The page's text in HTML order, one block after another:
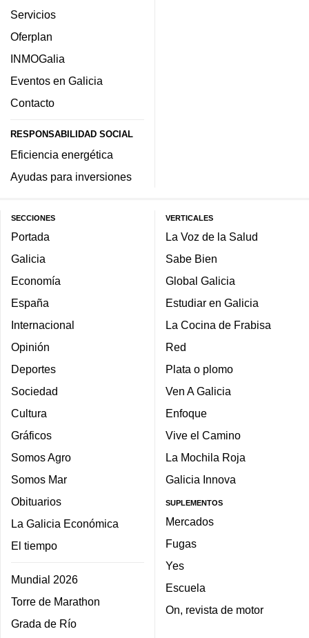
Servicios
Oferplan
INMOGalia
Eventos en Galicia
Contacto
RESPONSABILIDAD SOCIAL
Eficiencia energética
Ayudas para inversiones
SECCIONES
Portada
Galicia
Economía
España
Internacional
Opinión
Deportes
Sociedad
Cultura
Gráficos
Somos Agro
Somos Mar
Obituarios
La Galicia Económica
El tiempo
Mundial 2026
Torre de Marathon
Grada de Río
VERTICALES
La Voz de la Salud
Sabe Bien
Global Galicia
Estudiar en Galicia
La Cocina de Frabisa
Red
Plata o plomo
Ven A Galicia
Enfoque
Vive el Camino
La Mochila Roja
Galicia Innova
SUPLEMENTOS
Mercados
Fugas
Yes
Escuela
On, revista de motor